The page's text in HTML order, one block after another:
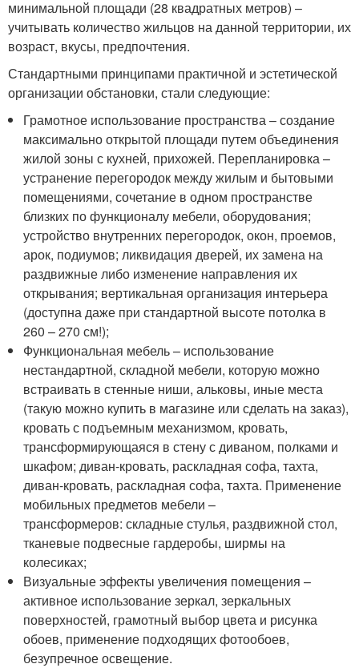
минимальной площади (28 квадратных метров) –
учитывать количество жильцов на данной территории, их
возраст, вкусы, предпочтения.
Стандартными принципами практичной и эстетической
организации обстановки, стали следующие:
Грамотное использование пространства – создание
максимально открытой площади путем объединения
жилой зоны с кухней, прихожей. Перепланировка –
устранение перегородок между жилым и бытовыми
помещениями, сочетание в одном пространстве
близких по функционалу мебели, оборудования;
устройство внутренних перегородок, окон, проемов,
арок, подиумов; ликвидация дверей, их замена на
раздвижные либо изменение направления их
открывания; вертикальная организация интерьера
(доступна даже при стандартной высоте потолка в
260 – 270 см!);
Функциональная мебель – использование
нестандартной, складной мебели, которую можно
встраивать в стенные ниши, альковы, иные места
(такую можно купить в магазине или сделать на заказ),
кровать с подъемным механизмом, кровать,
трансформирующаяся в стену с диваном, полками и
шкафом; диван-кровать, раскладная софа, тахта,
диван-кровать, раскладная софа, тахта. Применение
мобильных предметов мебели –
трансформеров: складные стулья, раздвижной стол,
тканевые подвесные гардеробы, ширмы на
колесиках;
Визуальные эффекты увеличения помещения –
активное использование зеркал, зеркальных
поверхностей, грамотный выбор цвета и рисунка
обоев, применение подходящих фотообоев,
безупречное освещение.